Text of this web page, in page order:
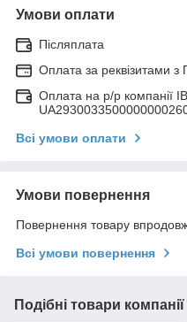
Умови оплати
Післяплата
Оплата за реквізитами з
Оплата на р/р компанії
Всі умови оплати
Умови повернення
Повернення товару
Всі умови повернення
Подібні товари компанії